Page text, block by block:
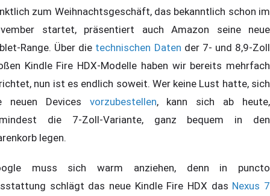
zum Weihnachtsgeschäft, das bekanntlich schon im
startet, präsentiert auch Amazon seine neue
Range. Über die technischen Daten der 7- und 8,9-Zoll
Kindle Fire HDX-Modelle haben wir bereits mehrfach
nun ist es endlich soweit. Wer keine Lust hatte, sich
neuen Devices vorzubestellen, kann sich ab heute,
die 7-Zoll-Variante, ganz bequem in den
legen.
muss sich warm anziehen, denn in puncto
schlägt das neue Kindle Fire HDX das Nexus 7